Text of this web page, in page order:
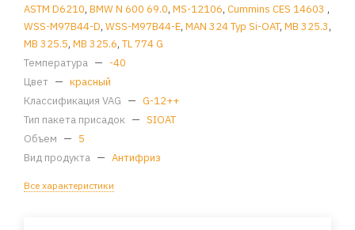
ASTM D6210, BMW N 600 69.0, MS-12106, Cummins CES 14603 ,
WSS-M97B44-D, WSS-M97B44-E, MAN 324 Typ Si-OAT, MB 325.3,
MB 325.5, MB 325.6, TL 774 G
Температура — -40
Цвет — красный
Классификация VAG — G-12++
Тип пакета присадок — SIOAT
Объем — 5
Вид продукта — Антифриз
Все характеристики